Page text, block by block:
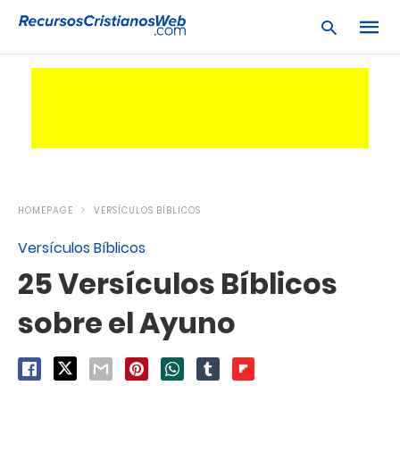
tu
HOMEPAGE VERSÍCULOS BÍBLICOS
Versículos Bíblicos
25 Versículos Bíblicos
sobre el Ayuno